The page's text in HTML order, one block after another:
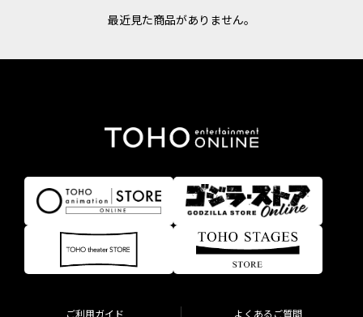
最近見た商品がありません。
ご利用ガイド よくあるご質問